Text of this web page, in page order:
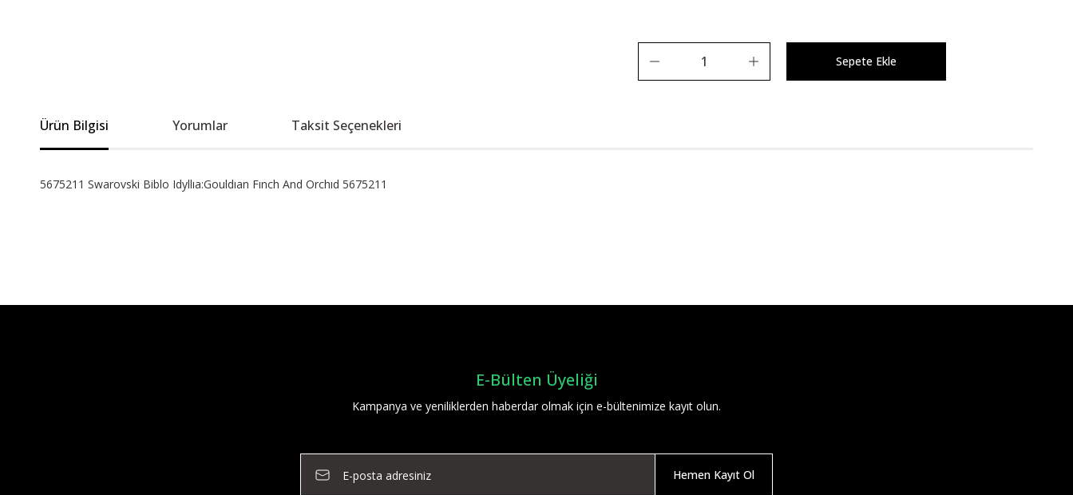
Sepete Ekle
Ürün Bilgisi Yorumlar Taksit Seçenekleri
5675211 Swarovski Biblo Idyllıa:Gouldıan Fınch And Orchıd 5675211
Yorum Yaz
E-Bülten Üyeliği
Kampanya ve yeniliklerden haberdar olmak için e-bültenimize kayıt olun.
Hemen Kayıt Ol